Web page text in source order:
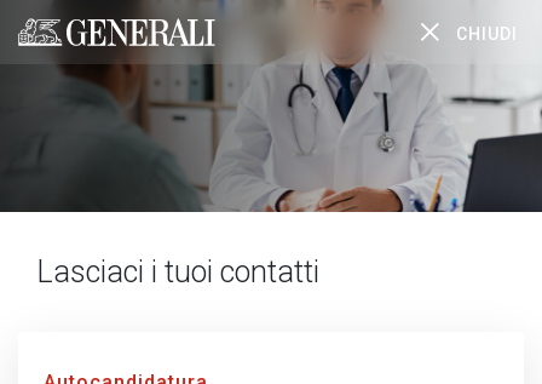
Generali logo CHIUDI
Lasciaci i tuoi contatti